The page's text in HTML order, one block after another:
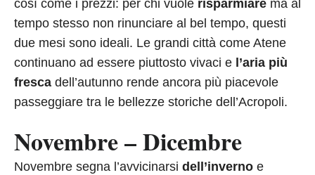
così come i prezzi: per chi vuole risparmiare ma al
tempo stesso non rinunciare al bel tempo, questi
due mesi sono ideali. Le grandi città come Atene
continuano ad essere piuttosto vivaci e l’aria più
fresca dell’autunno rende ancora più piacevole
passeggiare tra le bellezze storiche dell’Acropoli.
Novembre – Dicembre
Novembre segna l’avvicinarsi dell’inverno e